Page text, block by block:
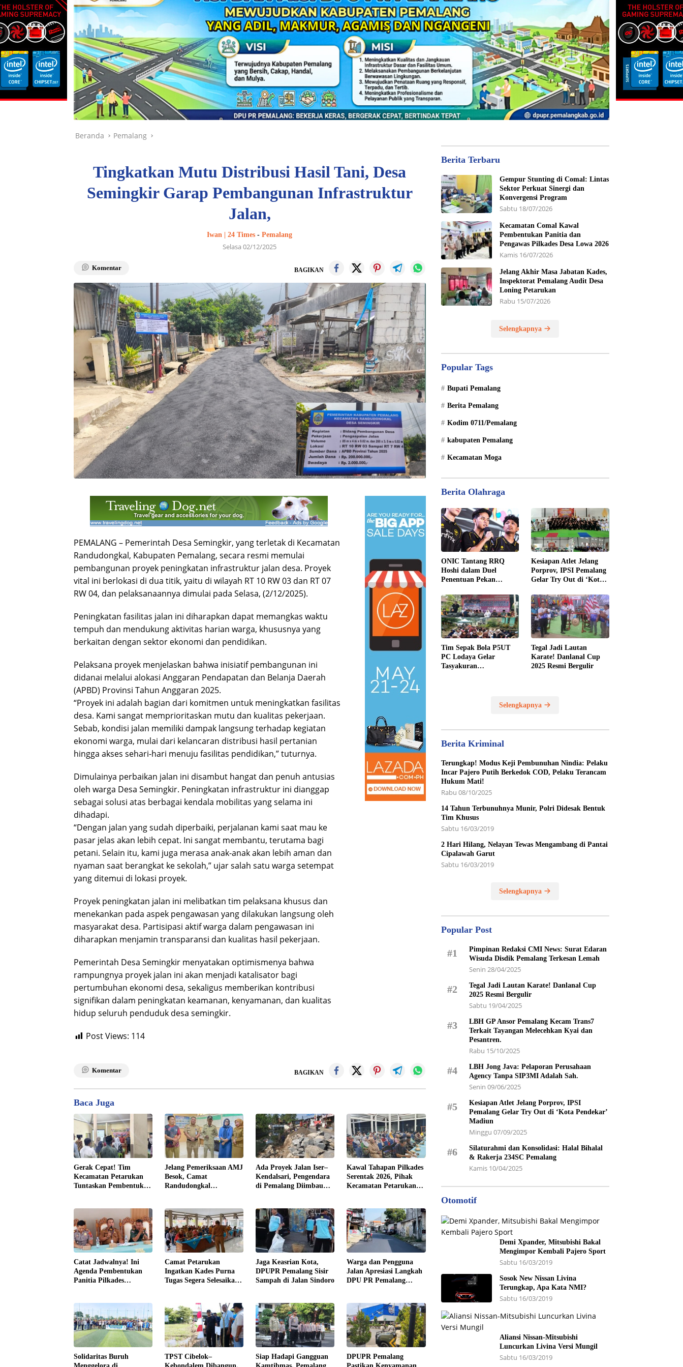
Beranda Pemalang
Tingkatkan Mutu Distribusi Hasil Tani, Desa
Semingkir Garap Pembangunan Infrastruktur
Jalan,
Iwan | 24 Times -Pemalang
Selasa 02/12/2025
Komentar BAGIKAN
PEMALANG – Pemerintah Desa Semingkir, yang terletak di Kecamatan
Randudongkal, Kabupaten Pemalang, secara resmi memulai
pembangunan proyek peningkatan infrastruktur jalan desa. Proyek
vital ini berlokasi di dua titik, yaitu di wilayah RT 10 RW 03 dan RT 07
RW 04, dan pelaksanaannya dimulai pada Selasa, (2/12/2025).
Peningkatan fasilitas jalan ini diharapkan dapat memangkas waktu
tempuh dan mendukung aktivitas harian warga, khususnya yang
berkaitan dengan sektor ekonomi dan pendidikan.
Pelaksana proyek menjelaskan bahwa inisiatif pembangunan ini
didanai melalui alokasi Anggaran Pendapatan dan Belanja Daerah
(APBD) Provinsi Tahun Anggaran 2025.
“Proyek ini adalah bagian dari komitmen untuk meningkatkan fasilitas
desa. Kami sangat memprioritaskan mutu dan kualitas pekerjaan.
Sebab, kondisi jalan memiliki dampak langsung terhadap kegiatan
ekonomi warga, mulai dari kelancaran distribusi hasil pertanian
hingga akses sehari-hari menuju fasilitas pendidikan,” tuturnya.
Dimulainya perbaikan jalan ini disambut hangat dan penuh antusias
oleh warga Desa Semingkir. Peningkatan infrastruktur ini dianggap
sebagai solusi atas berbagai kendala mobilitas yang selama ini
dihadapi.
“Dengan jalan yang sudah diperbaiki, perjalanan kami saat mau ke
pasar jelas akan lebih cepat. Ini sangat membantu, terutama bagi
petani. Selain itu, kami juga merasa anak-anak akan lebih aman dan
nyaman saat berangkat ke sekolah,” ujar salah satu warga setempat
yang ditemui di lokasi proyek.
Proyek peningkatan jalan ini melibatkan tim pelaksana khusus dan
menekankan pada aspek pengawasan yang dilakukan langsung oleh
masyarakat desa. Partisipasi aktif warga dalam pengawasan ini
diharapkan menjamin transparansi dan kualitas hasil pekerjaan.
Pemerintah Desa Semingkir menyatakan optimismenya bahwa
rampungnya proyek jalan ini akan menjadi katalisator bagi
pertumbuhan ekonomi desa, sekaligus memberikan kontribusi
signifikan dalam peningkatan keamanan, kenyamanan, dan kualitas
hidup seluruh penduduk desa semingkir.
Post Views: 114
Komentar BAGIKAN
Baca Juga
Gerak Cepat! Tim
Kecamatan Petarukan
Tuntaskan Pembentukan
Jelang Pemeriksaan AMJ
Besok, Camat
Randudongkal
Rembul
Ada Proyek Jalan Iser–
Kendalsari, Pengendara
di Pemalang Diimbau
Kawal Tahapan Pilkades
Serentak 2026, Pihak
Kecamatan Petarukan
Catat Jadwalnya! Ini
Agenda Pembentukan
Panitia Pilkades
Camat Petarukan
Ingatkan Kades Purna
Tugas Segera Selesaikan
Jaga Keasrian Kota,
DPUPR Pemalang Sisir
Sampah di Jalan Sindoro
Warga dan Pengguna
Jalan Apresiasi Langkah
DPU PR Pemalang
Sindoro
Solidaritas Buruh
TPST Cibelok–
Siap Hadapi Gangguan
DPUPR Pemalang
Berita Terbaru
Gempur Stunting di Comal: Lintas
Sektor Perkuat Sinergi dan
Konvergensi Program
Sabtu 18/07/2026
Kecamatan Comal Kawal
Pembentukan Panitia dan
Pengawas Pilkades Desa Lowa 2026
Kamis 16/07/2026
Jelang Akhir Masa Jabatan Kades,
Inspektorat Pemalang Audit Desa
Loning Petarukan
Rabu 15/07/2026
Selengkapnya
Popular Tags
Bupati Pemalang
Berita Pemalang
Kodim 0711/Pemalang
kabupaten Pemalang
Kecamatan Moga
Berita Olahraga
ONIC Tantang RRQ
Hoshi dalam Duel
Penentuan Pekan
17
Kesiapan Atlet Jelang
Porprov, IPSI Pemalang
Gelar Try Out di ‘Kota
Tim Sepak Bola P5UT
PC Lodaya Gelar
Tasyakuran
Tegal Jadi Lautan
Karate! Danlanal Cup
2025 Resmi Bergulir
Selengkapnya
Berita Kriminal
Terungkap! Modus Keji Pembunuhan Nindia: Pelaku
Incar Pajero Putih Berkedok COD, Pelaku Terancam
Hukum Mati!
Rabu 08/10/2025
14 Tahun Terbunuhnya Munir, Polri Didesak Bentuk
Tim Khusus
Sabtu 16/03/2019
2 Hari Hilang, Nelayan Tewas Mengambang di Pantai
Cipalawah Garut
Sabtu 16/03/2019
Selengkapnya
Popular Post
#1
Pimpinan Redaksi CMI News: Surat Edaran
Wisuda Disdik Pemalang Terkesan Lemah
Senin 28/04/2025
#2
Tegal Jadi Lautan Karate! Danlanal Cup
2025 Resmi Bergulir
Sabtu 19/04/2025
#3
LBH GP Ansor Pemalang Kecam Trans7
Terkait Tayangan Melecehkan Kyai dan
Pesantren.
Rabu 15/10/2025
#4
LBH Jong Java: Pelaporan Perusahaan
Agency Tanpa SIP3MI Adalah Sah.
Senin 09/06/2025
#5
Kesiapan Atlet Jelang Porprov, IPSI
Pemalang Gelar Try Out di ‘Kota Pendekar’
Madiun
Minggu 07/09/2025
#6
Silaturahmi dan Konsolidasi: Halal Bihalal
& Rakerja 234SC Pemalang
Kamis 10/04/2025
Otomotif
Demi Xpander, Mitsubishi Bakal
Mengimpor Kembali Pajero Sport
Sabtu 16/03/2019
Sosok New Nissan Livina
Terungkap, Apa Kata NMI?
Sabtu 16/03/2019
Aliansi Nissan-Mitsubishi
Luncurkan Livina Versi Mungil
Sabtu 16/03/2019